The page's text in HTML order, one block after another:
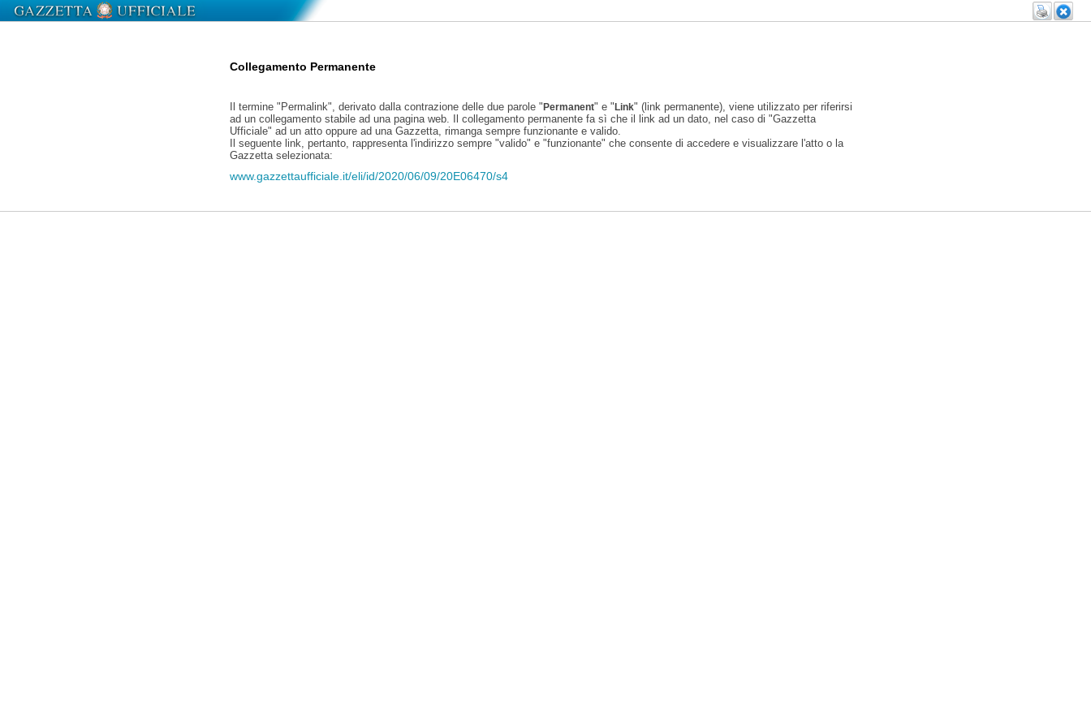
Collegamento Permanente
Il termine "Permalink", derivato dalla contrazione delle due parole "Permanent" e "Link" (link permanente), viene utilizzato per riferirsi
ad un collegamento stabile ad una pagina web. Il collegamento permanente fa sì che il link ad un dato, nel caso di "Gazzetta
Ufficiale" ad un atto oppure ad una Gazzetta, rimanga sempre funzionante e valido.
Il seguente link, pertanto, rappresenta l'indirizzo sempre "valido" e "funzionante" che consente di accedere e visualizzare l'atto o la
Gazzetta selezionata:
www.gazzettaufficiale.it/eli/id/2020/06/09/20E06470/s4